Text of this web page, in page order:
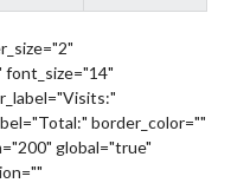
font_size="14"
border_color=""
global="true"